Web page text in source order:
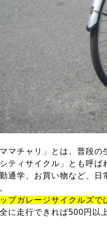
マチャリ」とは、普段の
ティサイクル」とも呼ば
通学、お買い物など、日
プガレージサイクルズで
に走行できれば500円以